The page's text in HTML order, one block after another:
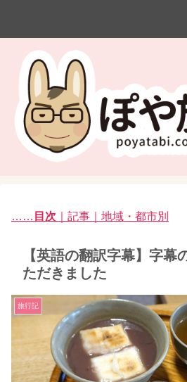
…… 目次 ｜記事｜地域・都市別
【英語の翻訳字幕】字幕
ただきました
旅行記